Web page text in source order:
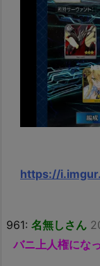
https://
961: 名無しさん
バニ上人権にな